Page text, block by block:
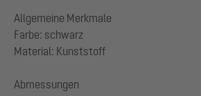
Allgemeine Merkmale
Farbe: schwarz
Material: Kunststoff
Abmessungen